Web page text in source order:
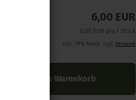
6,00 EUR
6,00 EUR pro 1 Stück
inkl. 19% MwSt. zzgl. Versand
In den Warenkorb